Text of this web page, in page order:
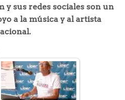
y sus redes sociales son un
a la música y al artista